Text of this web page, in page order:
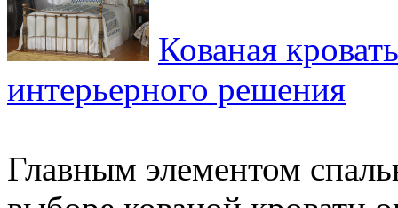
Кованая
интерьерного решения
Главным элементом